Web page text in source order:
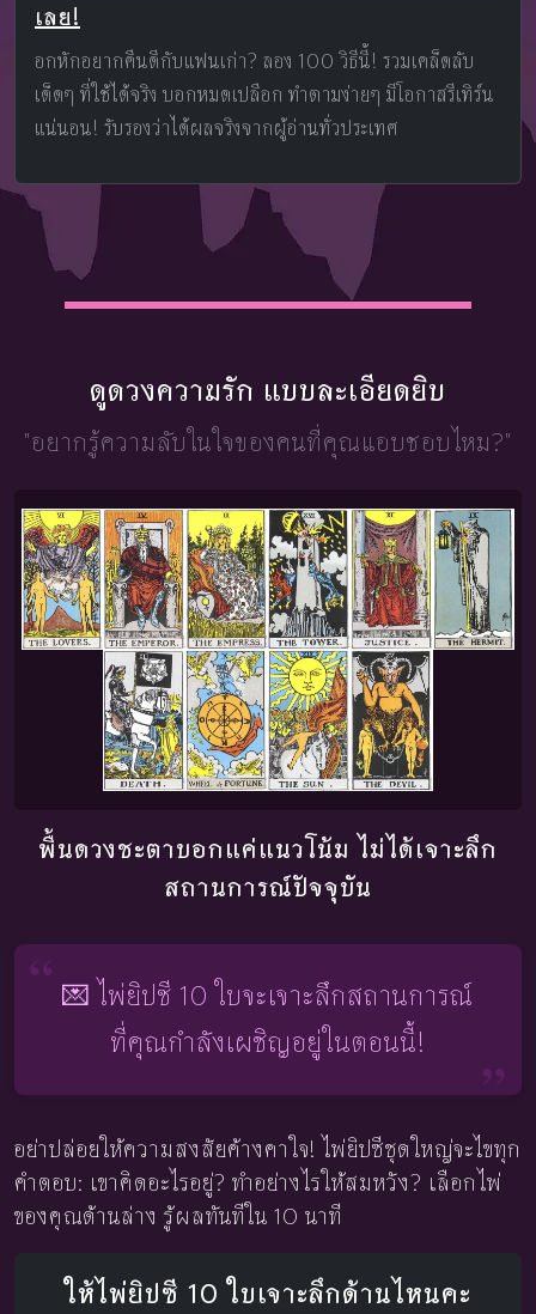
เลย!
อกหักอยากคืนดีกับแฟนเก่า? ลอง 100 วิธีนี้! รวมเคล็ดลับ
เด็ดๆ ที่ใช้ได้จริง บอกหมดเปลือก ทำตามง่ายๆ มีโอกาสรีเทิร์น
แน่นอน! รับรองว่าได้ผลจริงจากผู้อ่านทั่วประเทศ
ดูดวงความรัก แบบละเอียดยิบ
"อยากรู้ความลับในใจของคนที่คุณแอบชอบไหม?"
พื้นดวงชะตาบอกแค่แนวโน้ม ไม่ได้เจาะลึก
สถานการณ์ปัจจุบัน
💌 ไพ่ยิปซี 10 ใบจะเจาะลึกสถานการณ์
ที่คุณกำลังเผชิญอยู่ในตอนนี้!
อย่าปล่อยให้ความสงสัยค้างคาใจ! ไพ่ยิปซีชุดใหญ่จะไขทุก
คำตอบ: เขาคิดอะไรอยู่? ทำอย่างไรให้สมหวัง? เลือกไพ่
ของคุณด้านล่าง รู้ผลทันทีใน 10 นาที
ให้ไพ่ยิปซี 10 ใบเจาะลึกด้านไหนคะ